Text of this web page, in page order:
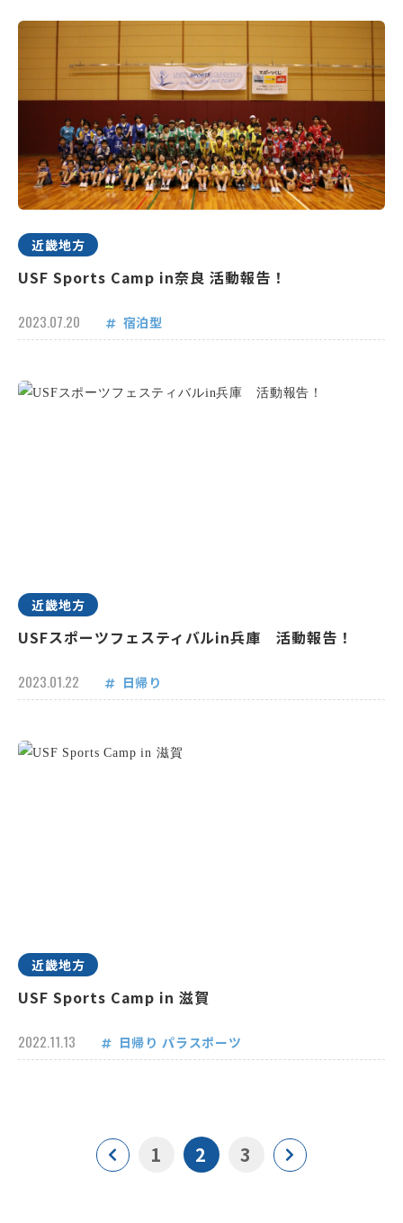
近畿地方
USF Sports Camp in奈良 活動報告！
2023.07.20 宿泊型
近畿地方
USFスポーツフェスティバルin兵庫 活動報告！
2023.01.22 日帰り
近畿地方
USF Sports Camp in 滋賀
2022.11.13 日帰り パラスポーツ
1 2 3